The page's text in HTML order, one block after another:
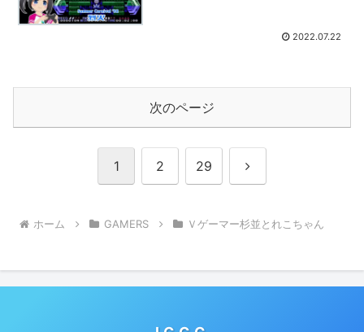
2022.07.22
次のページ
1 2 29 次
ホーム GAMERS Ｖゲーマー杉並とれこちゃん